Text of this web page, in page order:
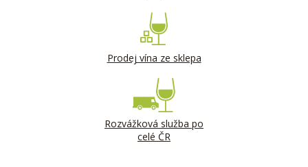
Prodej vína ze sklepa
Rozvážková služba po
celé ČR